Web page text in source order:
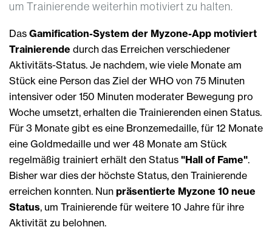
um Trainierende weiterhin motiviert zu halten.
Das Gamification-System der Myzone-App motiviert
Trainierende durch das Erreichen verschiedener
Aktivitäts-Status. Je nachdem, wie viele Monate am
Stück eine Person das Ziel der WHO von 75 Minuten
intensiver oder 150 Minuten moderater Bewegung pro
Woche umsetzt, erhalten die Trainierenden einen Status.
Für 3 Monate gibt es eine Bronzemedaille, für 12 Monate
eine Goldmedaille und wer 48 Monate am Stück
regelmäßig trainiert erhält den Status "Hall of Fame".
Bisher war dies der höchste Status, den Trainierende
erreichen konnten. Nun präsentierte Myzone 10 neue
Status, um Trainierende für weitere 10 Jahre für ihre
Aktivität zu belohnen.